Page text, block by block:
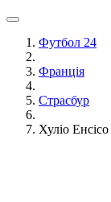
Футбол 24
Франція
Страсбур
Хуліо Енсісо